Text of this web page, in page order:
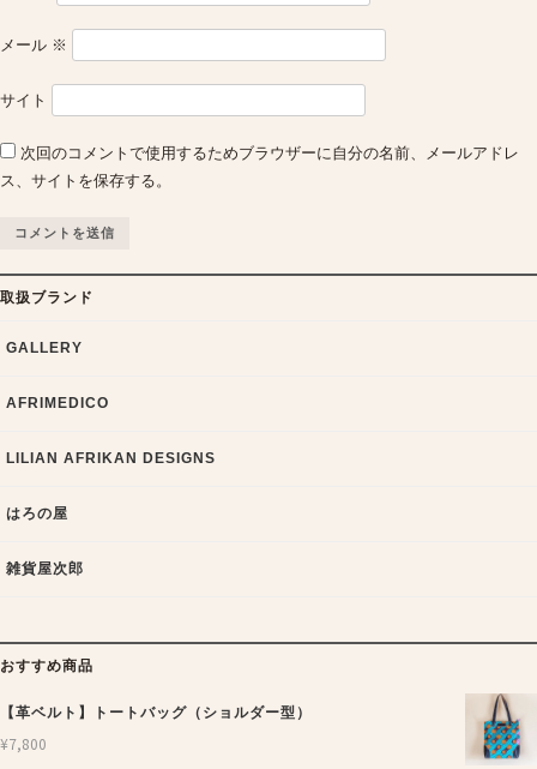
メール ※
サイト
次回のコメントで使用するためブラウザーに自分の名前、メールアドレ
ス、サイトを保存する。
取扱ブランド
GALLERY
AFRIMEDICO
LILIAN AFRIKAN DESIGNS
はろの屋
雑貨屋次郎
おすすめ商品
【革ベルト】トートバッグ（ショルダー型）
¥7,800